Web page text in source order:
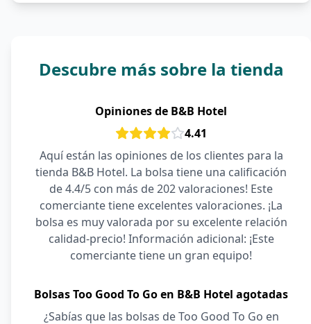
Descubre más sobre la tienda
Opiniones de B&B Hotel
4.41
Aquí están las opiniones de los clientes para la
tienda B&B Hotel. La bolsa tiene una calificación
de 4.4/5 con más de 202 valoraciones! Este
comerciante tiene excelentes valoraciones. ¡La
bolsa es muy valorada por su excelente relación
calidad-precio! Información adicional: ¡Este
comerciante tiene un gran equipo!
Bolsas Too Good To Go en B&B Hotel agotadas
¿Sabías que las bolsas de Too Good To Go en